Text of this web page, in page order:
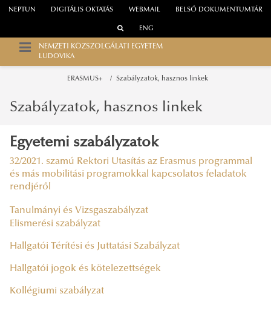
WEBMAIL
NEPTUN DIGITÁLIS OKTATÁS BELSŐ DOKUMENTUMTÁR
ENG
NEMZETI KÖZSZOLGÁLATI EGYETEM
LUDOVIKA
ERASMUS+ Szabályzatok, hasznos linkek
Szabályzatok, hasznos linkek
Egyetemi szabályzatok
32/2021. szamú Rektori Utasítás az Erasmus programmal
és más mobilitási programokkal kapcsolatos feladatok
rendjéről
Tanulmányi és Vizsgaszabályzat
Elismerési szabályzat
Hallgatói Térítési és Juttatási Szabályzat
Hallgatói jogok és kötelezettségek
Kollégiumi szabályzat